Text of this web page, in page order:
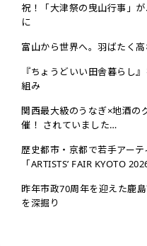
祝！「大津祭の曳山行事」
に
富山から世界へ。羽ばたく高
『ちょうどいい田舎暮らし
組み
関西最大級のうなぎ×地酒の
催！ されていました…
歴史都市・京都で若手アーテ
「ARTISTS’ FAIR KYOTO
昨年市政70周年を迎えた鹿
を深掘り